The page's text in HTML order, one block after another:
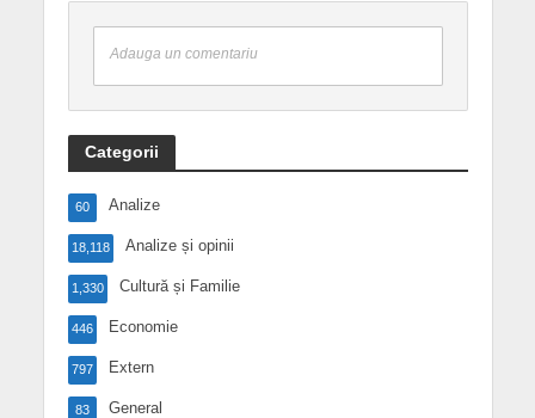
Adauga un comentariu
Categorii
Analize
60
Analize și opinii
18,118
Cultură și Familie
1,330
Economie
446
Extern
797
General
83